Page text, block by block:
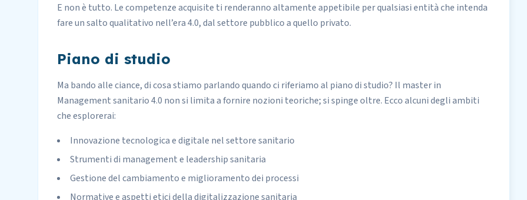
E non è tutto. Le competenze acquisite ti renderanno altamente appetibile per qualsiasi entità che intenda
fare un salto qualitativo nell’era 4.0, dal settore pubblico a quello privato.
Piano di studio
Ma bando alle ciance, di cosa stiamo parlando quando ci riferiamo al piano di studio? Il master in
Management sanitario 4.0 non si limita a fornire nozioni teoriche; si spinge oltre. Ecco alcuni degli ambiti
che esplorerai:
Innovazione tecnologica e digitale nel settore sanitario
Strumenti di management e leadership sanitaria
Gestione del cambiamento e miglioramento dei processi
Normative e aspetti etici della digitalizzazione sanitaria